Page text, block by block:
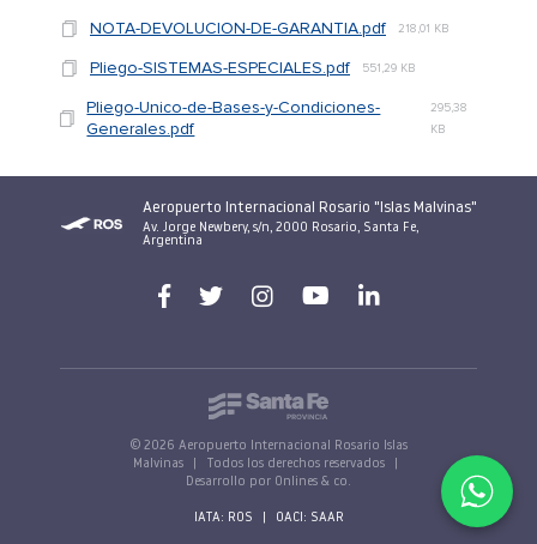
NOTA-DEVOLUCION-DE-GARANTIA.pdf 218,01 KB
Pliego-SISTEMAS-ESPECIALES.pdf 551,29 KB
Pliego-Unico-de-Bases-y-Condiciones-
Generales.pdf
295,38
KB
Aeropuerto Internacional Rosario "Islas Malvinas"
Av. Jorge Newbery, s/n, 2000 Rosario, Santa Fe,
Argentina
© 2026 Aeropuerto Internacional Rosario Islas
Malvinas
Todos los derechos reservados
Desarrollo por Onlines & co.
IATA: ROS OACI: SAAR